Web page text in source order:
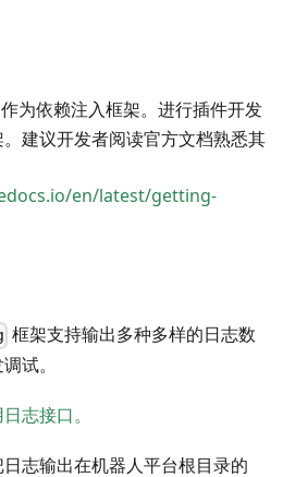
作为依赖注入框架。进行插件开发
建议开发者阅读官方文档熟悉其
en/latest/getting-
框架支持输出多种多样的日志数
试。
志接口。
志输出在机器人平台根目录的